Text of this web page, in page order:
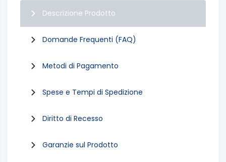
Descrizione Prodotto
Domande Frequenti (FAQ)
Metodi di Pagamento
Spese e Tempi di Spedizione
Diritto di Recesso
Garanzie sul Prodotto